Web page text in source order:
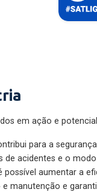
em ação e
para a
de acidentes e o
possível aumentar a
manutenção e